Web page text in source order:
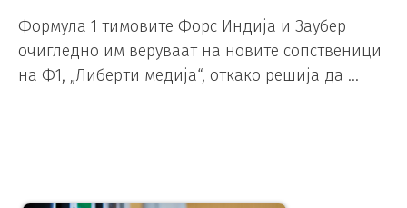
Формула 1 тимовите Форс Индија и Заубер
очигледно им веруваат на новите сопственици
на Ф1, „Либерти медија“, откако решија да …